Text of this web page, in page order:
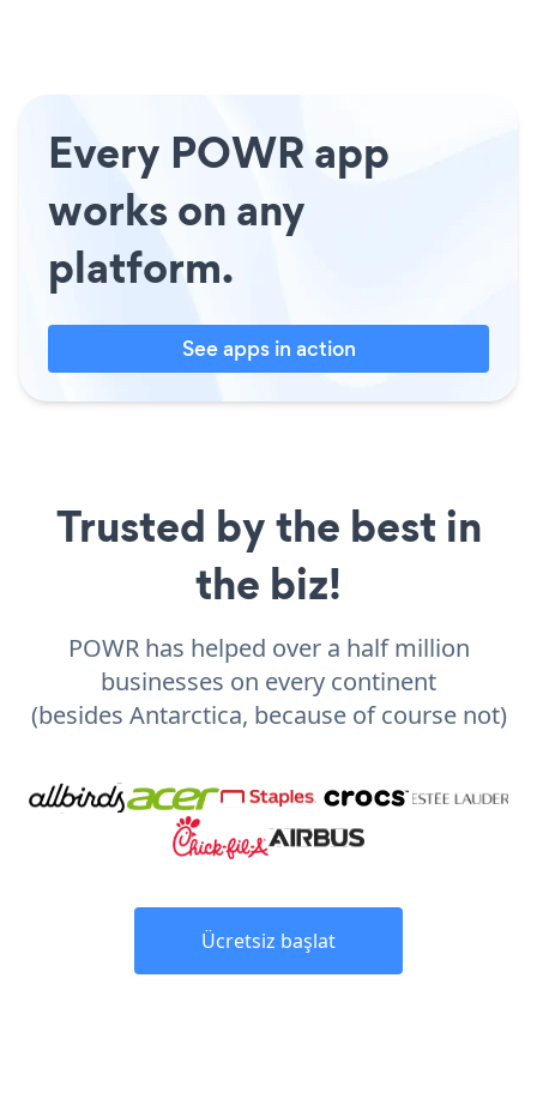
Every POWR app
works on any
platform.
See apps in action
Trusted by the best in
the biz!
POWR has helped over a half million
businesses on every continent
(besides Antarctica, because of course not)
Ücretsiz başlat